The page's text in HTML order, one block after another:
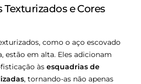
e Cores
como o aço escovado
estão em alta. Eles adicionam
às esquadrias de
, tornando-as não apenas